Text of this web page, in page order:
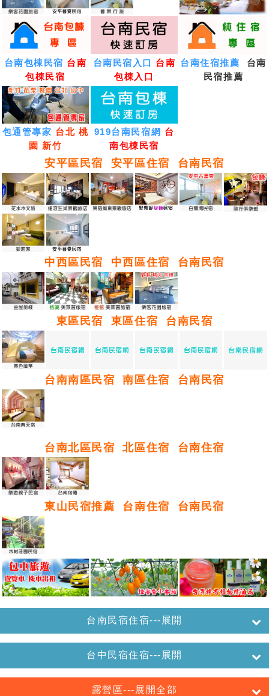
台南包棟民宿 台南
包棟民宿
台南民宿入口
台南
包棟入口
台南住宿推薦
台南
民宿推薦
包通管專家 台北 桃
園 新竹
919台南民宿網 台
南包棟民宿
安平區民宿 安平區住宿 台南民宿
中西區民宿 中西區住宿 台南民宿
東區民宿 東區住宿 台南民宿
台南南區民宿 南區住宿 台南民宿
台南北區民宿 北區住宿 台南住宿
東山民宿推薦 台南住宿 台南民宿
台南民宿住宿---展開
台中民宿住宿---展開
露營區---展開全部